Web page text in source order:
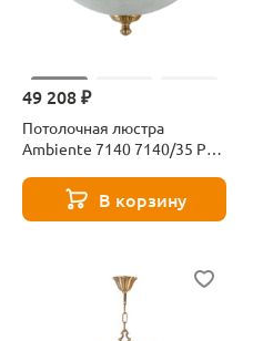
49 208 ₽
Потолочная люстра
Ambiente 7140 7140/35 PL
В корзину